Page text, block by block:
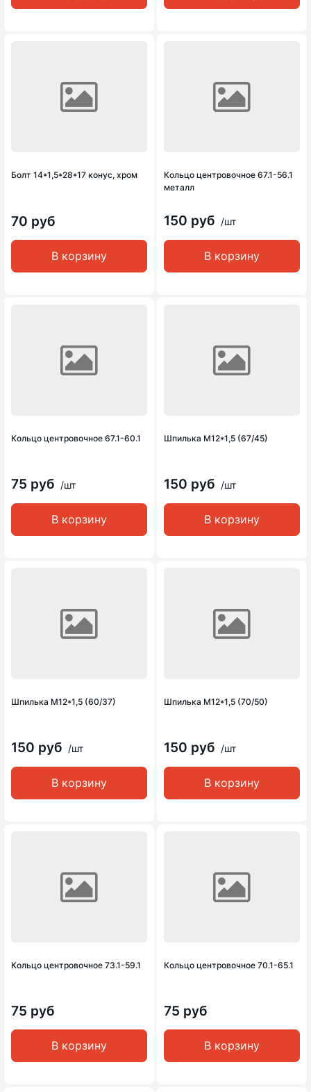
Болт 14*1,5*28*17 конус, хром
70 руб
В корзину
Кольцо центровочное 67.1-56.1
металл
150 руб /шт
В корзину
Кольцо центровочное 67.1-60.1
75 руб /шт
В корзину
Шпилька М12*1,5 (67/45)
150 руб /шт
В корзину
Шпилька М12*1,5 (60/37)
150 руб /шт
В корзину
Шпилька М12*1,5 (70/50)
150 руб /шт
В корзину
Кольцо центровочное 73.1-59.1
75 руб
В корзину
Кольцо центровочное 70.1-65.1
75 руб
В корзину